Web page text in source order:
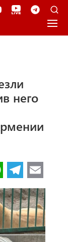
него
W
h
at
s
A
Te
le
gr
a
m
m
ail